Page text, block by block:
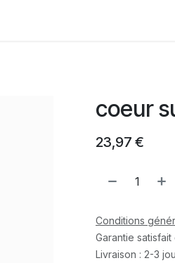
coeur
23,97 €
Conditions
Garantie
Livraison : 2-3